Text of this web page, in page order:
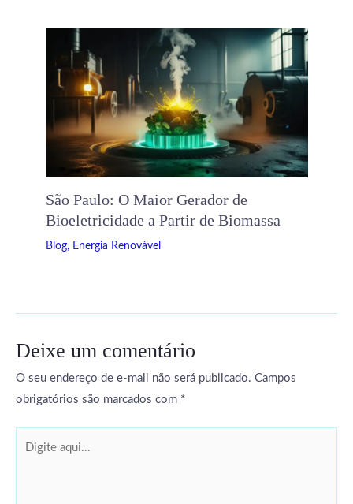
São Paulo: O Maior Gerador de
Bioeletricidade a Partir de Biomassa
Blog, Energia Renovável
Deixe um comentário
O seu endereço de e-mail não será publicado. Campos
obrigatórios são marcados com *